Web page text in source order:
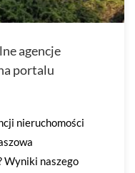
agencje
portalu
nieruchomości
Wyniki naszego